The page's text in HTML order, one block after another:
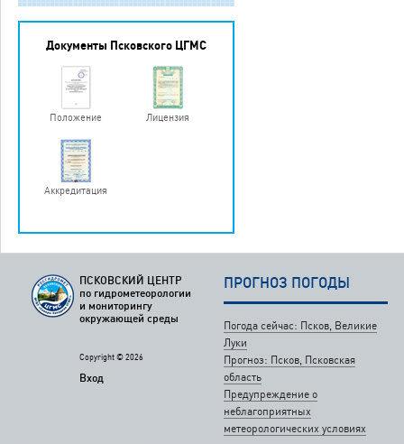
Документы Псковского ЦГМС
Положение Лицензия
Аккредитация
ПСКОВСКИЙ ЦЕНТР
по гидрометеорологии
и мониторингу
окружающей среды
Copyright © 2026
Вход
ПРОГНОЗ ПОГОДЫ
Погода сейчас: Псков, Великие
Луки
Прогноз: Псков, Псковская
область
Предупреждение о
неблагоприятных
метеорологических условиях